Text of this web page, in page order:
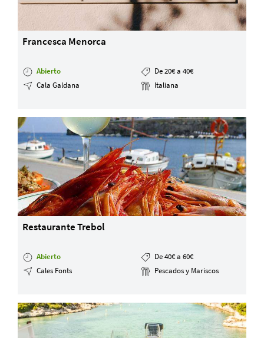
Francesca Menorca
Abierto
De 20€ a 40€
Cala Galdana
Italiana
Restaurante Trebol
Abierto
De 40€ a 60€
Cales Fonts
Pescados y Mariscos